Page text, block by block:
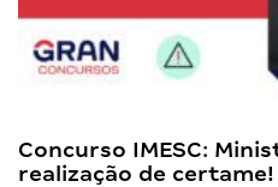
Concurso IMESC:
realização de certame!